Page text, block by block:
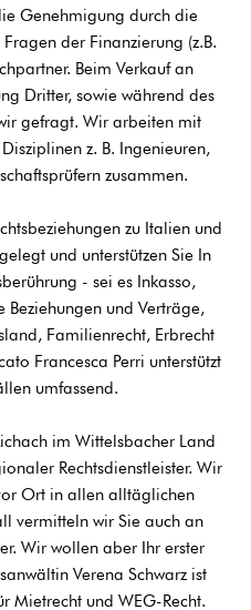
Genehmigung durch die
der Finanzierung (z.B.
Beim Verkauf an
Dritter, sowie während des
gefragt. Wir arbeiten mit
z. B. Ingenieuren,
zusammen.
zu Italien und
und unterstützen Sie In
- sei es Inkasso,
Beziehungen und Verträge,
Familienrecht, Erbrecht
Francesca Perri unterstützt
umfassend.
im Wittelsbacher Land
Rechtsdienstleister. Wir
Ort in allen alltäglichen
vermitteln wir Sie auch an
Wir wollen aber Ihr erster
Verena Schwarz ist
Mietrecht und WEG-Recht.